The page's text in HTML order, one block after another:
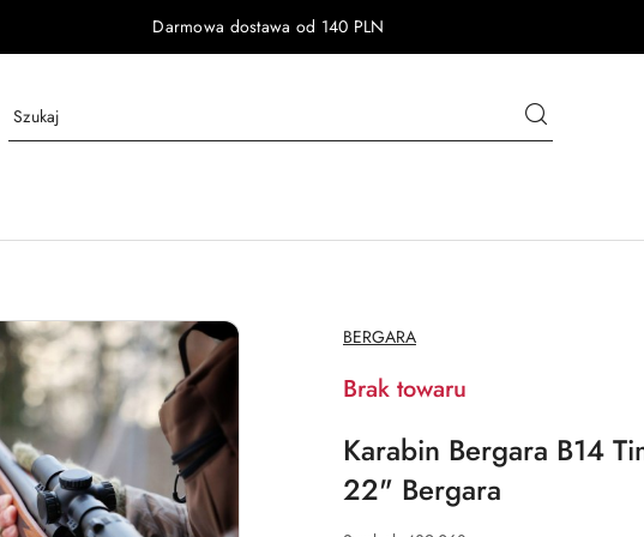
Darmowa dostawa od 140 PLN
NAZWA
PRODUCENTA:
BERGARA
Brak towaru
Karabin Bergara B14
22" Bergara